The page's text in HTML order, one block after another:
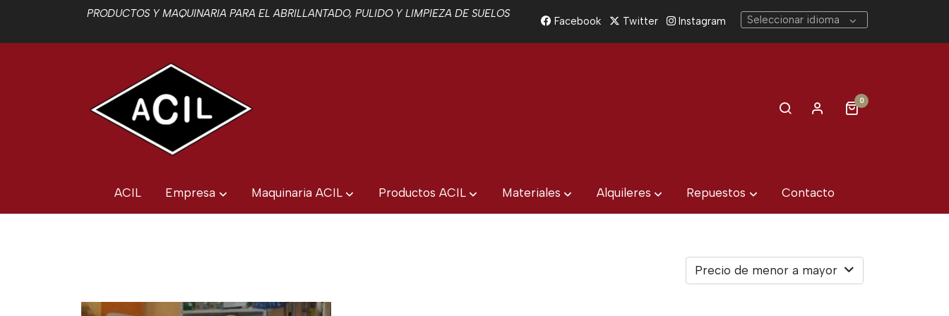
PRODUCTOS Y MAQUINARIA PARA EL ABRILLANTADO, PULIDO Y LIMPIEZA DE SUELOS
Facebook Twitter Instagram Seleccionar idioma
0
ACIL Empresa Maquinaria ACIL Productos ACIL Materiales Alquileres Repuestos Contacto
Precio de menor a mayor